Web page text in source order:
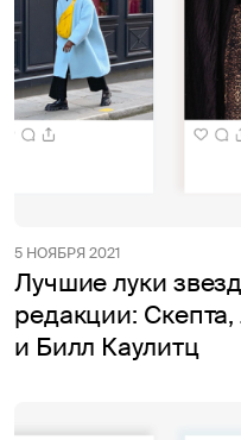
5 НОЯБРЯ 2021
Лучшие луки
редакции:
и Билл Каулитц